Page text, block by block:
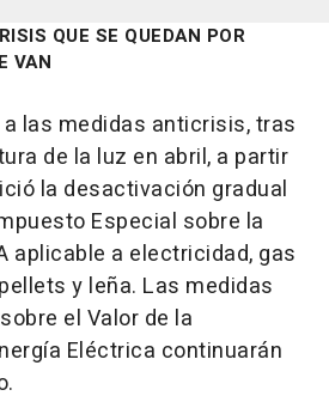
QUE SE QUEDAN POR
VAN
las medidas anticrisis, tras
de la luz en abril, a partir
la desactivación gradual
Especial sobre la
aplicable a electricidad, gas
y leña. Las medidas
el Valor de la
Eléctrica continuarán